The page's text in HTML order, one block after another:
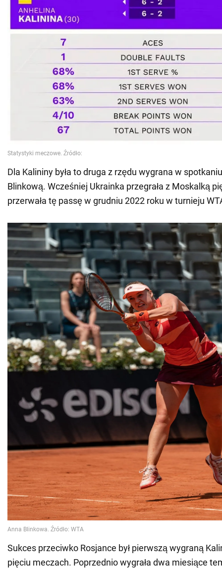
Dla Kalininy była to druga z rzędu wygrana w
Blinkową. Wcześniej Ukrainka przegrała z Moskalką
przerwała tę passę w grudniu 2022 roku w turnieju
Sukces przeciwko Rosjance był pierwszą wygraną
pięciu meczach. Poprzednio wygrała dwa miesiące